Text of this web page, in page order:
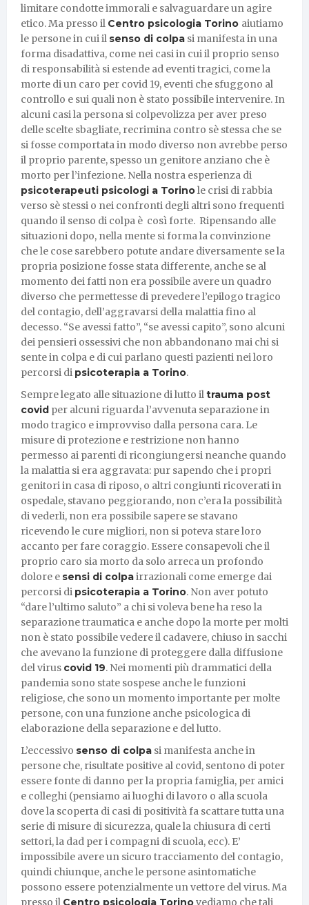
limitare condotte immorali e salvaguardare un agire
etico. Ma presso il Centro psicologia Torino aiutiamo
le persone in cui il senso di colpa si manifesta in una
forma disadattiva, come nei casi in cui il proprio senso
di responsabilità si estende ad eventi tragici, come la
morte di un caro per covid 19, eventi che sfuggono al
controllo e sui quali non è stato possibile intervenire. In
alcuni casi la persona si colpevolizza per aver preso
delle scelte sbagliate, recrimina contro sè stessa che se
si fosse comportata in modo diverso non avrebbe perso
il proprio parente, spesso un genitore anziano che è
morto per l’infezione. Nella nostra esperienza di
psicoterapeuti psicologi a Torinole crisi di rabbia
verso sè stessi o nei confronti degli altri sono frequenti
quando il senso di colpa è così forte. Ripensando alle
situazioni dopo, nella mente si forma la convinzione
che le cose sarebbero potute andare diversamente se la
propria posizione fosse stata differente, anche se al
momento dei fatti non era possibile avere un quadro
diverso che permettesse di prevedere l’epilogo tragico
del contagio, dell’aggravarsi della malattia fino al
decesso. “Se avessi fatto”, “se avessi capito”, sono alcuni
dei pensieri ossessivi che non abbandonano mai chi si
sente in colpa e di cui parlano questi pazienti nei loro
percorsi di psicoterapia a Torino.
Sempre legato alle situazione di lutto il trauma post
covid per alcuni riguarda l’avvenuta separazione in
modo tragico e improvviso dalla persona cara. Le
misure di protezione e restrizione non hanno
permesso ai parenti di ricongiungersi neanche quando
la malattia si era aggravata: pur sapendo che i propri
genitori in casa di riposo, o altri congiunti ricoverati in
ospedale, stavano peggiorando, non c’era la possibilità
di vederli, non era possibile sapere se stavano
ricevendo le cure migliori, non si poteva stare loro
accanto per fare coraggio. Essere consapevoli che il
proprio caro sia morto da solo arreca un profondo
dolore e sensi di colpairrazionali come emerge dai
percorsi di psicoterapia a Torino. Non aver potuto
“dare l’ultimo saluto” a chi si voleva bene ha reso la
separazione traumatica e anche dopo la morte per molti
non è stato possibile vedere il cadavere, chiuso in sacchi
che avevano la funzione di proteggere dalla diffusione
del virus covid 19. Nei momenti più drammatici della
pandemia sono state sospese anche le funzioni
religiose, che sono un momento importante per molte
persone, con una funzione anche psicologica di
elaborazione della separazione e del lutto.
L’eccessivo senso di colpa si manifesta anche in
persone che, risultate positive al covid, sentono di poter
essere fonte di danno per la propria famiglia, per amici
e colleghi (pensiamo ai luoghi di lavoro o alla scuola
dove la scoperta di casi di positività fa scattare tutta una
serie di misure di sicurezza, quale la chiusura di certi
settori, la dad per i compagni di scuola, ecc). E’
impossibile avere un sicuro tracciamento del contagio,
quindi chiunque, anche le persone asintomatiche
possono essere potenzialmente un vettore del virus. Ma
presso il Centro psicologia Torinovediamo che tali